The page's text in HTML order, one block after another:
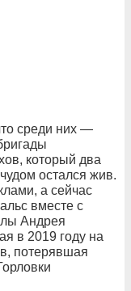
среди них —
который два
остался жив.
а сейчас
вместе с
Андрея
в 2019 году на
потерявшая